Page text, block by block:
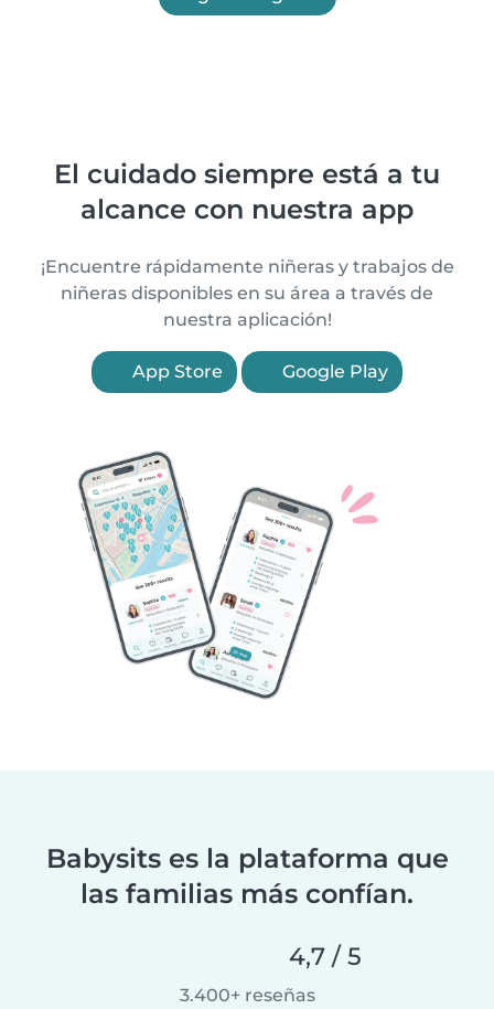
El cuidado siempre está a tu
alcance con nuestra app
¡Encuentre rápidamente niñeras y trabajos de
niñeras disponibles en su área a través de
nuestra aplicación!
App Store Google Play
Babysits es la plataforma que
las familias más confían.
4,7 / 5
3.400+ reseñas